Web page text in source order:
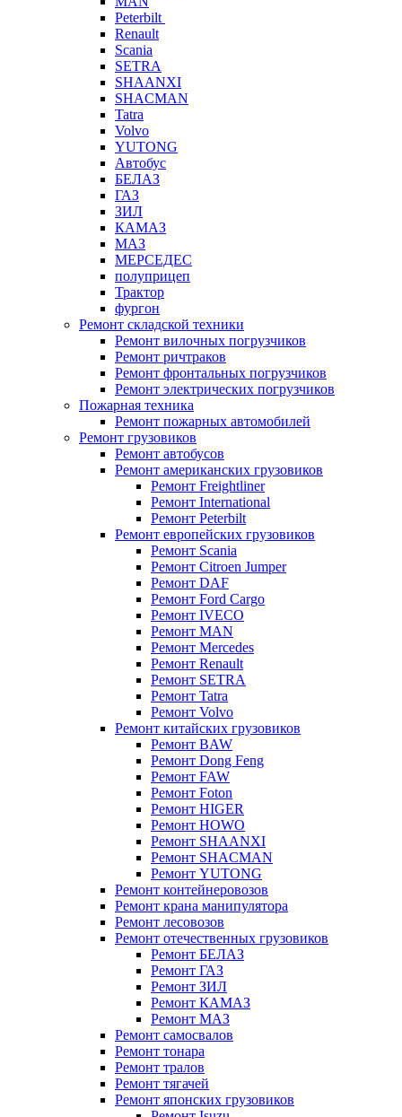
Peterbilt
Renault
Scania
SETRA
SHAANXI
SHACMAN
Tatra
Volvo
YUTONG
Автобус
БЕЛАЗ
ГАЗ
ЗИЛ
КАМАЗ
МАЗ
МЕРСЕДЕС
полуприцеп
Трактор
фургон
Ремонт складской техники
Ремонт вилочных погрузчиков
Ремонт ричтраков
Ремонт фронтальных погрузчиков
Ремонт электрических погрузчиков
Пожарная техника
Ремонт пожарных автомобилей
Ремонт грузовиков
Ремонт автобусов
Ремонт американских грузовиков
Ремонт Freightliner
Ремонт International
Ремонт Peterbilt
Ремонт европейских грузовиков
Ремонт Scania
Ремонт Citroen Jumper
Ремонт DAF
Ремонт Ford Cargo
Ремонт IVECO
Ремонт MAN
Ремонт Mercedes
Ремонт Renault
Ремонт SETRA
Ремонт Tatra
Ремонт Volvo
Ремонт китайских грузовиков
Ремонт BAW
Ремонт Dong Feng
Ремонт FAW
Ремонт Foton
Ремонт HIGER
Ремонт HOWO
Ремонт SHAANXI
Ремонт SHACMAN
Ремонт YUTONG
Ремонт контейнеровозов
Ремонт крана манипулятора
Ремонт лесовозов
Ремонт отечественных грузовиков
Ремонт БЕЛАЗ
Ремонт ГАЗ
Ремонт ЗИЛ
Ремонт КАМАЗ
Ремонт МАЗ
Ремонт самосвалов
Ремонт тонара
Ремонт тралов
Ремонт тягачей
Ремонт японских грузовиков